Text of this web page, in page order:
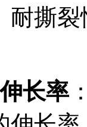
耐撕
长率